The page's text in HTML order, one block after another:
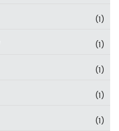
(1)
(1)
(1)
(1)
(1)